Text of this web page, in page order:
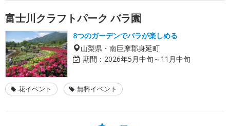
富士川クラフトパーク バラ園
8つのガーデンでバラが楽しめる
山梨県・南巨摩郡身延町
期間： 2026年5月中旬～11月中旬
花イベント 無料イベント